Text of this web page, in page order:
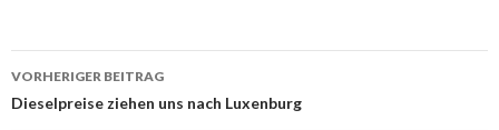
Beitrags-
Navigation
VORHERIGER BEITRAG
Dieselpreise ziehen uns nach Luxenburg